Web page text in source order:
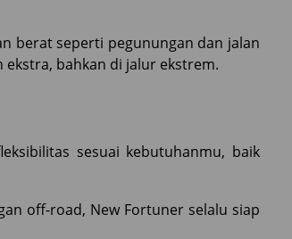
berat seperti pegunungan dan jalan
bahkan di jalur ekstrem.
sesuai kebutuhanmu, baik
off-road, New Fortuner selalu siap